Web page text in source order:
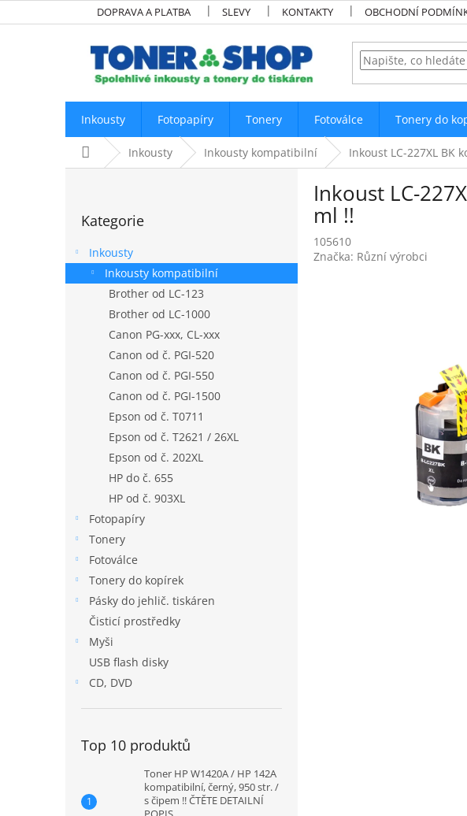
na
DOPRAVA A PLATBA SLEVY KONTAKTY OBCHODNÍ
Inkousty Fotopapíry Tonery Fotoválce Tonery do
Domů Inkousty Inkousty kompatibilní Inkoust LC-227XL BK
a
n
kategorie
Kategorie
Inkousty
Inkousty kompatibilní
Brother od LC-123
Brother od LC-1000
Canon PG-xxx, CL-xxx
Canon od č. PGI-520
Canon od č. PGI-550
Canon od č. PGI-1500
Epson od č. T0711
Epson od č. T2621 / 26XL
Epson od č. 202XL
HP do č. 655
HP od č. 903XL
Fotopapíry
Tonery
Fotoválce
Tonery do kopírek
Pásky do jehlič. tiskáren
Čisticí prostředky
Myši
USB flash disky
CD, DVD
Top 10 produktů
Toner HP W1420A / HP 142A
kompatibilní, černý, 950 str. /
s čipem !! ČTĚTE DETAILNÍ
Inkoust LC-
ml !!
105610
Značka: Různí výrobci